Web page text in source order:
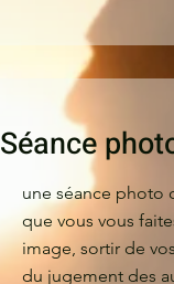
Séance
une séance photo
que vous vous
image, sortir de
du jugement des